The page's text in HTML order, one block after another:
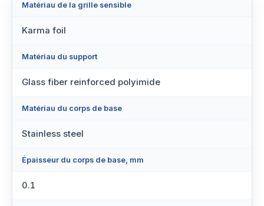
Matériau de la grille sensible
Karma foil
Matériau du support
Glass fiber reinforced polyimide
Matériau du corps de base
Stainless steel
Épaisseur du corps de base, mm
0.1